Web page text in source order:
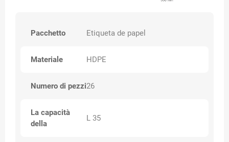
Pacchetto Etiqueta de papel
Materiale HDPE
Numero di pezzi26
La capacità
della
L 35